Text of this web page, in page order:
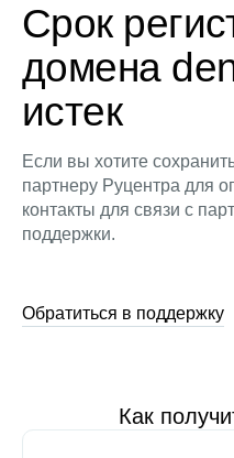
Срок
домена
истек
Если вы хотите
партнеру Руцентра для
контакты для связи с
поддержки.
Обратиться в поддержку
Как